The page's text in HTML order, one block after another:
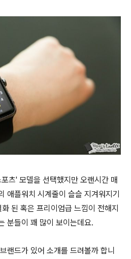
츠' 모델을 선택했지만 오랜시간 매
애플워치 시계줄이 슬슬 지겨워지기
된 혹은 프리이엄급 느낌이 전해지
분들이 꽤 많이 보이는데요.
랜드가 있어 소개를 드려볼까 합니